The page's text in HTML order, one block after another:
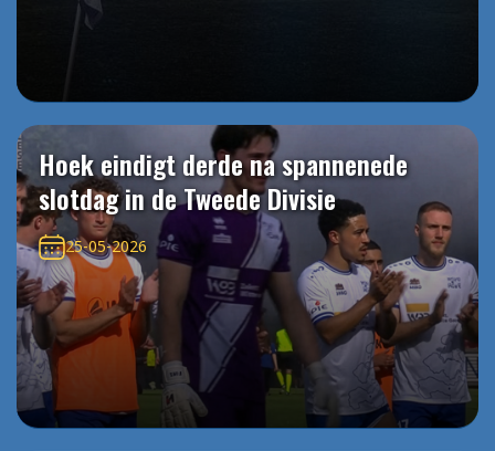
Hoek eindigt derde na spannenede
slotdag in de Tweede Divisie
25-05-2026